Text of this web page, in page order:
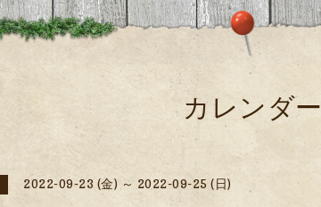
カレンダ
2022-09-23 (金) ～ 2022-09-25 (日)